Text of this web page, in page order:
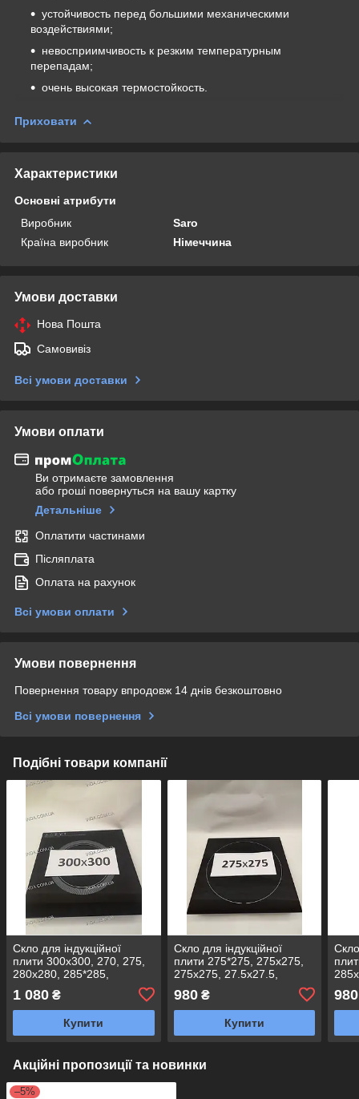
устойчивость перед большими механическими
воздействиями;
невосприимчивость к резким температурным
перепадам;
очень высокая термостойкость.
Приховати
Характеристики
Основні атрибути
Виробник
Saro
Країна виробник
Німеччина
Умови доставки
Нова Пошта
Самовивіз
Всі умови доставки
Умови оплати
Ви отримаєте замовлення
або гроші повернуться на вашу картку
Детальніше
Оплатити частинами
Післяплата
Оплата на рахунок
Всі умови оплати
Умови повернення
Повернення товару впродовж 14 днів безкоштовно
Всі умови повернення
Подібні товари компанії
Скло для індукційної
плити 300х300, 270, 275,
280х280, 285*285,
295*295,297*297, 320*320,
340*340, 360*380
1 080 ₴
Купити
Скло для індукційної
плити 275*275, 275х275,
275x275, 27.5х27.5,
27,5х27,5
980₴
Купити
980
Акційні пропозиції та новинки
–5%